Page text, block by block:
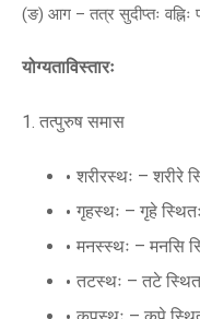
(ङ) आग – तत्र सुदीप्तः वह्निः
योग्यताविस्तारः
1. तत्पुरुष समास
शरीरस्थः – शरीरे
गृहस्थः – गृहे स्थितः
मनस्स्थः – मनसि
तटस्थः – तटे